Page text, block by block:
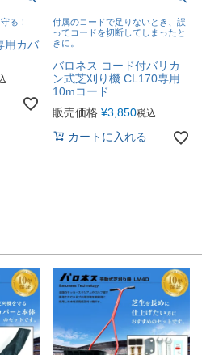
る！
用カバ
付属のコードで足りないとき、誤
ってコードを切断してしまったと
きに。
バロネス コード付バリカ
ン式芝刈り機 CL170専用
10mコード
販売価格 ¥3,850税込
カートに入れる